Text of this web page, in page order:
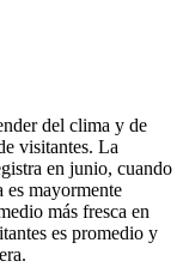
del clima y de
visitantes. La
en junio, cuando
es mayormente
más fresca en
es promedio y